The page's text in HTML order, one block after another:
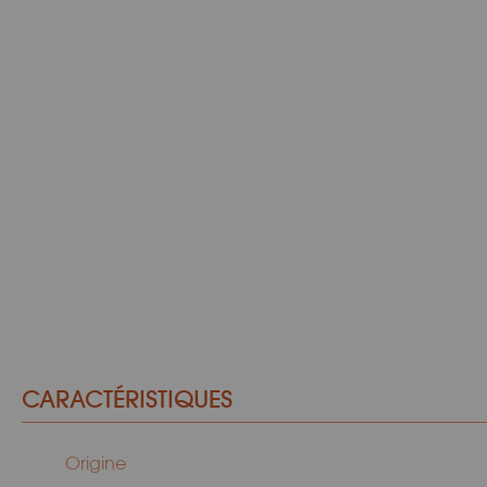
CARACTÉRISTIQUES
Origine